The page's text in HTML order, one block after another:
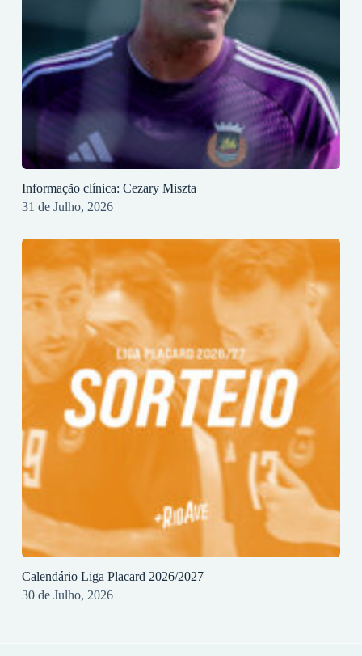
Informação clínica: Cezary Miszta
31 de Julho, 2026
Calendário Liga Placard 2026/2027
30 de Julho, 2026